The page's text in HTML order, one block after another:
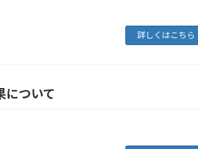
詳しくはこちら
について